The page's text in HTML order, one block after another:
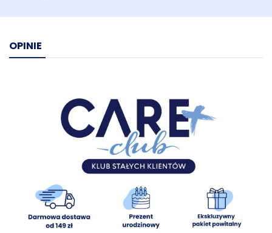
- emulgatorów,
dzikiej róży 2%), pulpa buraczana, drożdże piwne, skrobia
ziemniaczana, minerały, zioła (ostropest plamisty, mięta,
koper włoski), kompleks wspierający stawy (MSM (0,05%),
siarczan glukozaminy (0,03%), siarczan chondroityny
(0,015%)), kompleks omega 3 i 6, MOS
(mannanooligosacharydy), FOS (fruktooligosacharydy).
Energia metaboliczna:
3568 kcal/kg.
Składniki analityczne:
Białko surowe 26%, Tłuszcz surowy
14%, Włókno surowe 3,5%, Popiół 8,9%, Wilgotność 10%, Wapń
OPINIE